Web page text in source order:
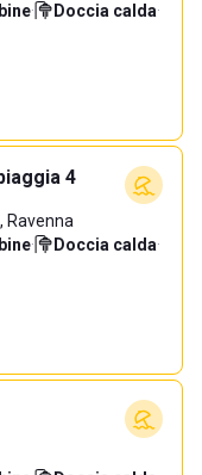
· Doccia calda·
4
Ravenna
· Doccia calda·